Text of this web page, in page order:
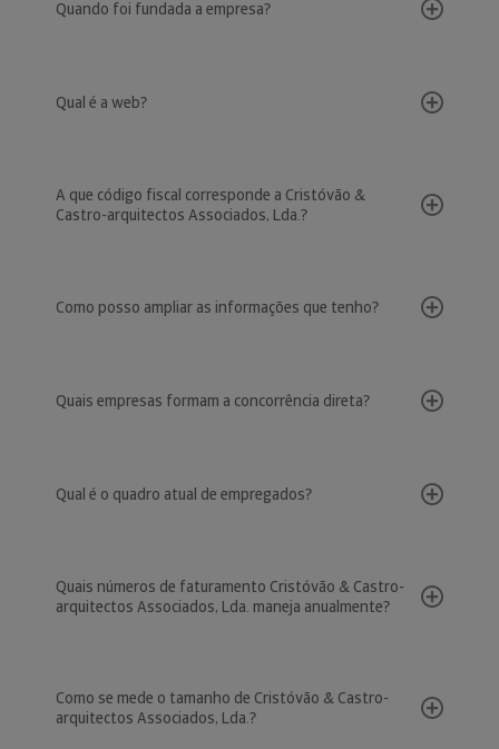
Quando foi fundada a empresa?
Qual é a web?
A que código fiscal corresponde a Cristóvão &
Castro-arquitectos Associados, Lda.?
Como posso ampliar as informações que tenho?
Quais empresas formam a concorrência direta?
Qual é o quadro atual de empregados?
Quais números de faturamento Cristóvão & Castro-
arquitectos Associados, Lda. maneja anualmente?
Como se mede o tamanho de Cristóvão & Castro-
arquitectos Associados, Lda.?